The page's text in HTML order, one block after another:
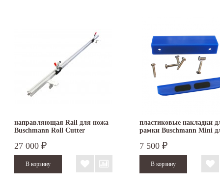
направляющая Rail для ножа
Buschmann Roll Cutter
27 000 ₽
пластиковые накладки
рамки Buschmann Mini
7 500 ₽